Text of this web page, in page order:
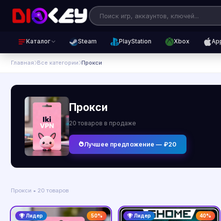
Каталог Steam PlayStation Xbox
Главная Все категории Прокси
Прокси
20 товаров в продаже
Лучшее предложение — ₽20
Прокси • 20 товаров
Лидер 50% Лидер 40%